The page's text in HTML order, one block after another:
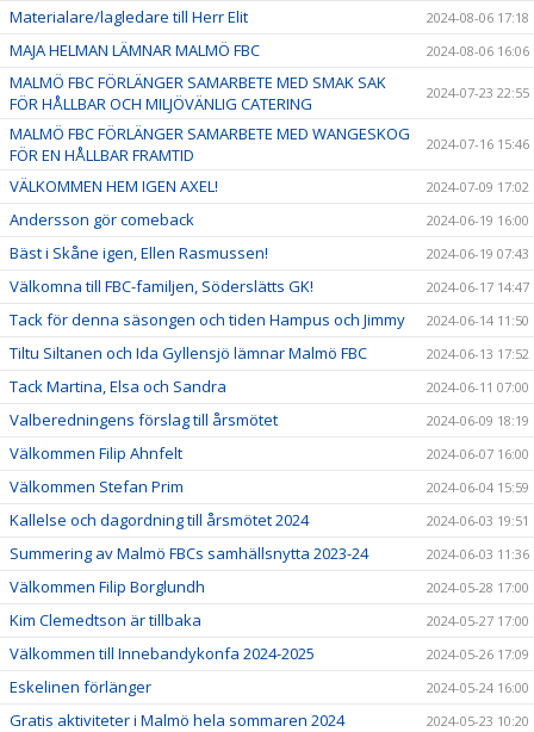
Materialare/lagledare till Herr Elit 2024-08-06 17:18
MAJA HELMAN LÄMNAR MALMÖ FBC 2024-08-06 16:06
MALMÖ FBC FÖRLÄNGER SAMARBETE MED SMAK SAK
FÖR HÅLLBAR OCH MILJÖVÄNLIG CATERING
2024-07-23 22:55
MALMÖ FBC FÖRLÄNGER SAMARBETE MED WANGESKOG
FÖR EN HÅLLBAR FRAMTID
2024-07-16 15:46
VÄLKOMMEN HEM IGEN AXEL! 2024-07-09 17:02
Andersson gör comeback 2024-06-19 16:00
Bäst i Skåne igen, Ellen Rasmussen! 2024-06-19 07:43
Välkomna till FBC-familjen, Söderslätts GK! 2024-06-17 14:47
Tack för denna säsongen och tiden Hampus och Jimmy 2024-06-14 11:50
Tiltu Siltanen och Ida Gyllensjö lämnar Malmö FBC 2024-06-13 17:52
Tack Martina, Elsa och Sandra 2024-06-11 07:00
Valberedningens förslag till årsmötet 2024-06-09 18:19
Välkommen Filip Ahnfelt 2024-06-07 16:00
Välkommen Stefan Prim 2024-06-04 15:59
Kallelse och dagordning till årsmötet 2024 2024-06-03 19:51
Summering av Malmö FBCs samhällsnytta 2023-24 2024-06-03 11:36
Välkommen Filip Borglundh 2024-05-28 17:00
Kim Clemedtson är tillbaka 2024-05-27 17:00
Välkommen till Innebandykonfa 2024-2025 2024-05-26 17:09
Eskelinen förlänger 2024-05-24 16:00
Gratis aktiviteter i Malmö hela sommaren 2024 2024-05-23 10:20